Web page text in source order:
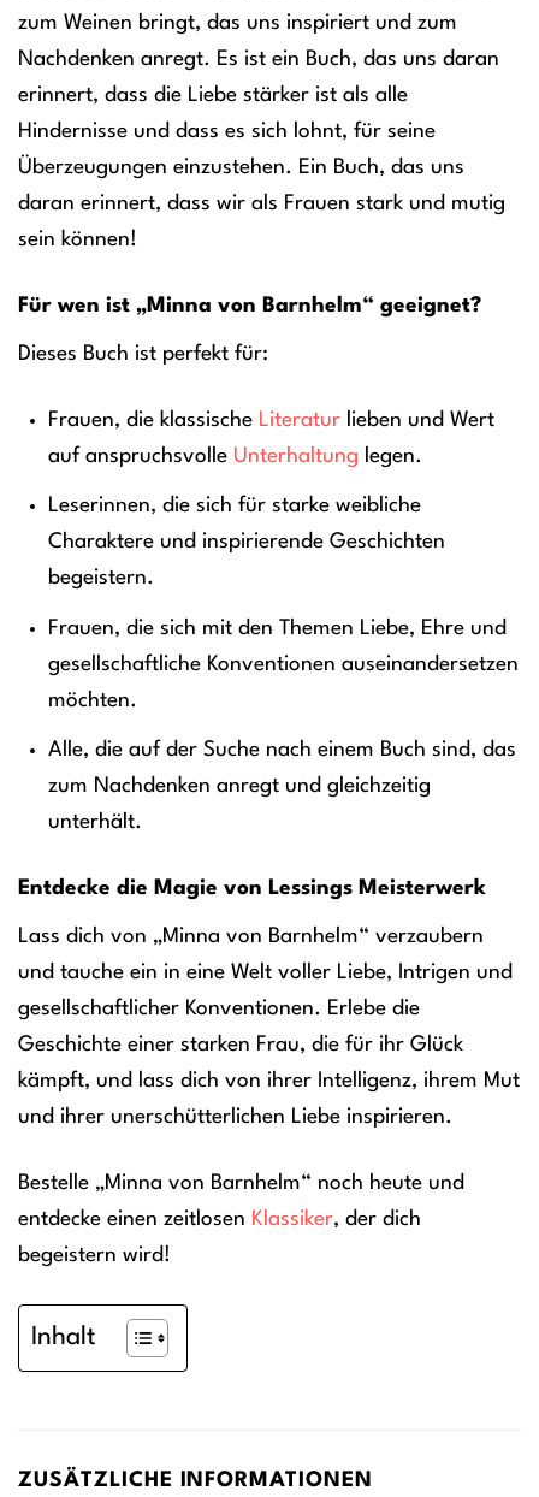
zum Weinen bringt, das uns inspiriert und zum
Nachdenken anregt. Es ist ein Buch, das uns daran
erinnert, dass die Liebe stärker ist als alle
Hindernisse und dass es sich lohnt, für seine
Überzeugungen einzustehen. Ein Buch, das uns
daran erinnert, dass wir als Frauen stark und mutig
sein können!
Für wen ist „Minna von Barnhelm“ geeignet?
Dieses Buch ist perfekt für:
Frauen, die klassische Literaturlieben und Wert
auf anspruchsvolle Unterhaltung legen.
Leserinnen, die sich für starke weibliche
Charaktere und inspirierende Geschichten
begeistern.
Frauen, die sich mit den Themen Liebe, Ehre und
gesellschaftliche Konventionen auseinandersetzen
möchten.
Alle, die auf der Suche nach einem Buch sind, das
zum Nachdenken anregt und gleichzeitig
unterhält.
Entdecke die Magie von Lessings Meisterwerk
Lass dich von „Minna von Barnhelm“ verzaubern
und tauche ein in eine Welt voller Liebe, Intrigen und
gesellschaftlicher Konventionen. Erlebe die
Geschichte einer starken Frau, die für ihr Glück
kämpft, und lass dich von ihrer Intelligenz, ihrem Mut
und ihrer unerschütterlichen Liebe inspirieren.
Bestelle „Minna von Barnhelm“ noch heute und
entdecke einen zeitlosen Klassiker, der dich
begeistern wird!
Inhalt
ZUSÄTZLICHE INFORMATIONEN